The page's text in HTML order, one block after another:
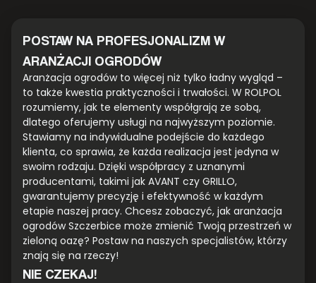
POSTAW NA PROFESJONALIZM W
ARANŻACJI OGRODÓW
Aranżacja ogrodów to więcej niż tylko ładny wygląd –
to także kwestia praktyczności i trwałości. W ROLPOL
rozumiemy, jak te elementy współgrają ze sobą,
dlatego oferujemy usługi na najwyższym poziomie.
Stawiamy na indywidualne podejście do każdego
klienta, co sprawia, że każda realizacja jest jedyna w
swoim rodzaju. Dzięki współpracy z uznanymi
producentami, takimi jak AVANT czy GRILLO,
gwarantujemy precyzję i efektywność w każdym
etapie naszej pracy. Chcesz zobaczyć, jak aranżacja
ogrodów Szczerbice może zmienić Twoją przestrzeń w
zieloną oazę? Postaw na naszych specjalistów, którzy
znają się na rzeczy!
NIE CZEKAJ!